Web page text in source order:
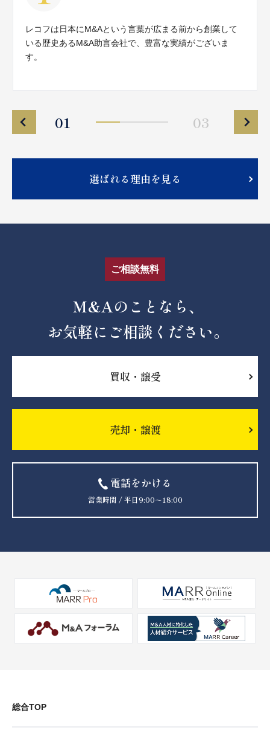
レコフは日本にM&Aという言葉が広まる前から創業して
いる歴史あるM&A助言会社で、豊富な実績がございま
す。
01 03
選ばれる理由を見る
ご相談無料
M&Aのことなら、
お気軽にご相談ください。
買収・譲受
売却・譲渡
電話をかける
営業時間 / 平日9:00〜18:00
総合TOP